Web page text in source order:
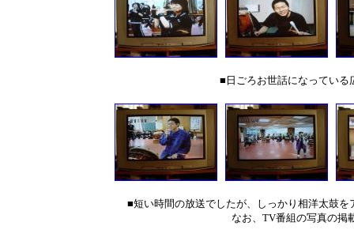
■日ごろお世話になっている
■短い時間の放送でしたが、しっかり相洋太鼓
なお、TV番組の写真の掲